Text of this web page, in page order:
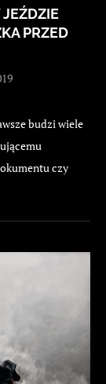
PRZED
budzi wiele
czy